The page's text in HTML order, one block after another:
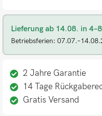
Lieferung ab 14.08. in
Betriebsferien:
2 Jahre Garantie
14 Tage
Gratis Versand